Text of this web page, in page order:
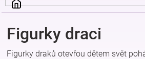
oblečení
Figurky draci
Figurky draků otevřou dětem svět